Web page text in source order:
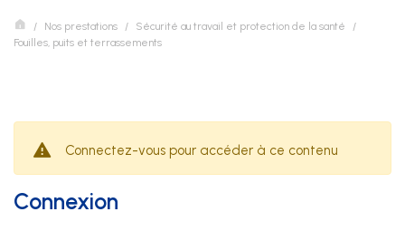
Nos prestations
Formation
Juridique
Nos prestations
Sécurité au travail et protection de la santé
Fouilles, puits et terrassements
Connectez-vous pour accéder à ce contenu
Connexion